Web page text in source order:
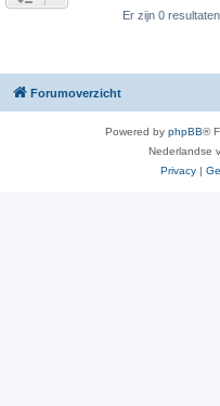
Er zijn 0
Forumoverzicht
Powered by phpBB®
Nederlandse
Privacy |